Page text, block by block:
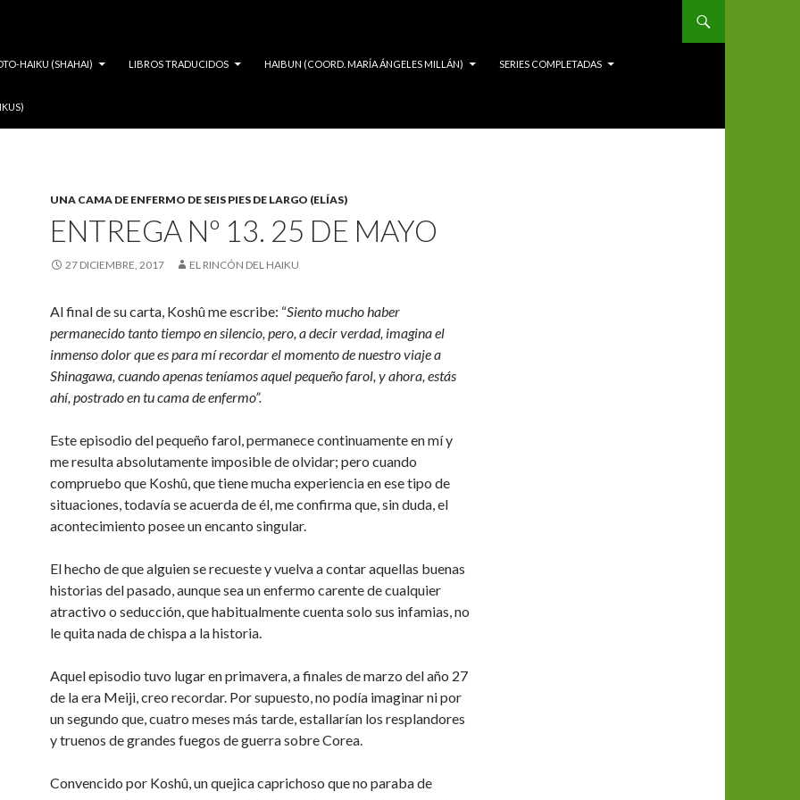
HAIKU (SHAHAI) LIBROS TRADUCIDOS HAIBUN (COORD. MARÍA ÁNGELES MILLÁN) SERIES COMPLETADAS
UNA CAMA DE ENFERMO DE SEIS PIES DE LARGO (ELÍAS)
ENTREGA Nº 13. 25 DE MAYO
27 DICIEMBRE, 2017 EL RINCÓN DEL HAIKU
Al final de su carta, Koshû me escribe: “Siento mucho haber
permanecido tanto tiempo en silencio, pero, a decir verdad, imagina el
inmenso dolor que es para mí recordar el momento de nuestro viaje a
Shinagawa, cuando apenas teníamos aquel pequeño farol, y ahora, estás
ahí, postrado en tu cama de enfermo”.
Este episodio del pequeño farol, permanece continuamente en mí y
me resulta absolutamente imposible de olvidar; pero cuando
compruebo que Koshû, que tiene mucha experiencia en ese tipo de
situaciones, todavía se acuerda de él, me confirma que, sin duda, el
acontecimiento posee un encanto singular.
El hecho de que alguien se recueste y vuelva a contar aquellas buenas
historias del pasado, aunque sea un enfermo carente de cualquier
atractivo o seducción, que habitualmente cuenta solo sus infamias, no
le quita nada de chispa a la historia.
Aquel episodio tuvo lugar en primavera, a finales de marzo del año 27
de la era Meiji, creo recordar. Por supuesto, no podía imaginar ni por
un segundo que, cuatro meses más tarde, estallarían los resplandores
y truenos de grandes fuegos de guerra sobre Corea.
Convencido por Koshû, un quejica caprichoso que no paraba de